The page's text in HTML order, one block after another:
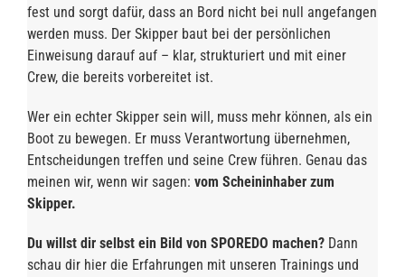
fest und sorgt dafür, dass an Bord nicht bei null angefangen
werden muss. Der Skipper baut bei der persönlichen
Einweisung darauf auf – klar, strukturiert und mit einer
Crew, die bereits vorbereitet ist.
Wer ein echter Skipper sein will, muss mehr können, als ein
Boot zu bewegen. Er muss Verantwortung übernehmen,
Entscheidungen treffen und seine Crew führen. Genau das
meinen wir, wenn wir sagen: vom Scheininhaber zum
Skipper.
Du willst dir selbst ein Bild von SPOREDO machen?Dann
schau dir hier die Erfahrungen mit unseren Trainings und